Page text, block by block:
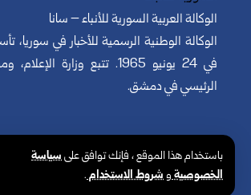
باستخدام هذا الموقع ، فإنك توافق علىسياسة
الخصوصيةوشروط الاستخدام.
الوكالة العربية السورية للأنباء – سانا
الوكالة الوطنية الرسمية للأخبار في سوريا،
في 24 يونيو 1965. تتبع وزارة
الرئيسي في دمشق.